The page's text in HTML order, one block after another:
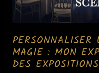
MAGIE : MON
DES